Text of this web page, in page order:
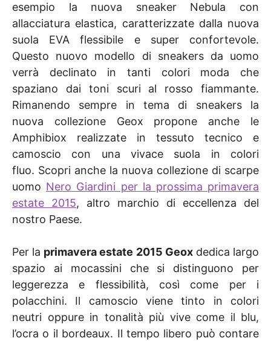
esempio la nuova sneaker Nebula con
allacciatura elastica, caratterizzate dalla nuova
suola EVA flessibile e super confortevole.
Questo nuovo modello di sneakers da uomo
verrà declinato in tanti colori moda che
spaziano dai toni scuri al rosso fiammante.
Rimanendo sempre in tema di sneakers la
nuova collezione Geox propone anche le
Amphibiox realizzate in tessuto tecnico e
camoscio con una vivace suola in colori
fluo. Scopri anche la nuova collezione di scarpe
uomo Nero Giardini per la prossima primavera
estate 2015, altro marchio di eccellenza del
nostro Paese.
Per la primavera estate 2015 Geoxdedica largo
spazio ai mocassini che si distinguono per
leggerezza e flessibilità, così come per i
polacchini. Il camoscio viene tinto in colori
neutri oppure in tonalità più vive come il blu,
l’ocra o il bordeaux. Il tempo libero può contare